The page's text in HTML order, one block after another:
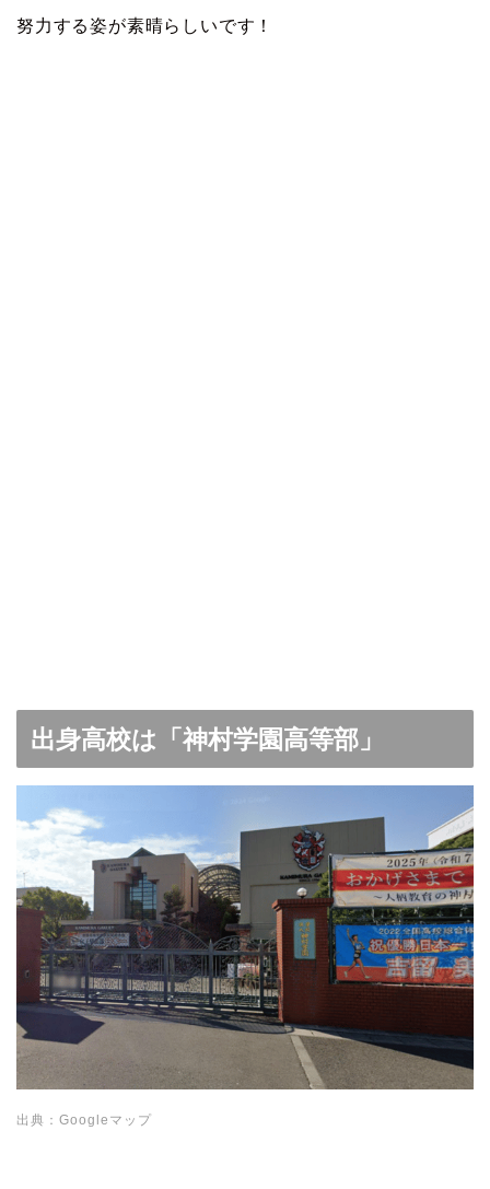
努力する姿が素晴らしいです！
出身高校は「神村学園高等部」
出典：Googleマップ